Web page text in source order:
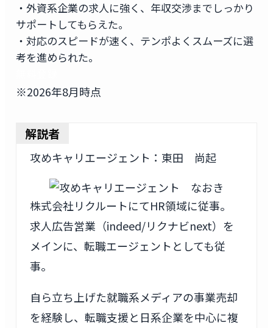
・外資系企業の求人に強く、年収交渉までしっかり
サポートしてもらえた。
・対応のスピードが速く、テンポよくスムーズに選
考を進められた。
※2026年8月時点
解説者
攻めキャリエージェント：東田 尚起
株式会社リクルートにてHR領域に従事。
求人広告営業（indeed/リクナビnext）を
メインに、転職エージェントとしても従
事。
自ら立ち上げた就職系メディアの事業売却
を経験し、転職支援と日系企業を中心に複